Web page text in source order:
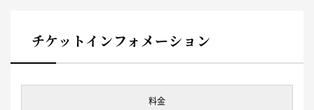
チケットインフォメーション
料金